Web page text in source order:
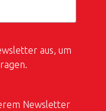
aus, um
Newsletter